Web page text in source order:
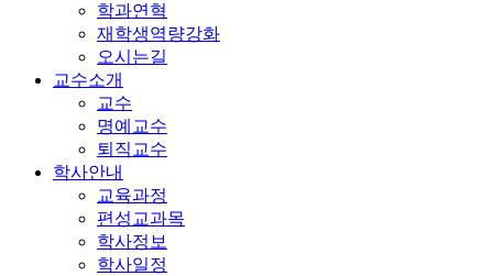
학과연혁
재학생역량강화
오시는길
교수소개
교수
명예교수
퇴직교수
학사안내
교육과정
편성교과목
학사정보
학사일정